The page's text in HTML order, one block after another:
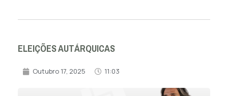
ELEIÇÕES AUTÁRQUICAS
Outubro 17, 2025 11:03